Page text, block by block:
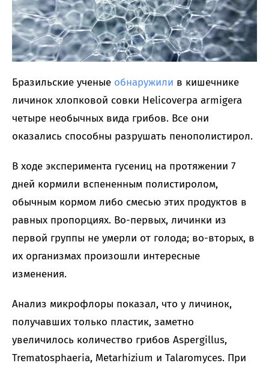
Бразильские ученые обнаружили в кишечнике
личинок хлопковой совки Helicoverpa armigera
четыре необычных вида грибов. Все они
оказались способны разрушать пенополистирол.
В ходе эксперимента гусениц на протяжении 7
дней кормили вспененным полистиролом,
обычным кормом либо смесью этих продуктов в
равных пропорциях. Во-первых, личинки из
первой группы не умерли от голода; во-вторых, в
их организмах произошли интересные
изменения.
Анализ микрофлоры показал, что у личинок,
получавших только пластик, заметно
увеличилось количество грибов Aspergillus,
Trematosphaeria, Metarhizium и Talaromyces. При